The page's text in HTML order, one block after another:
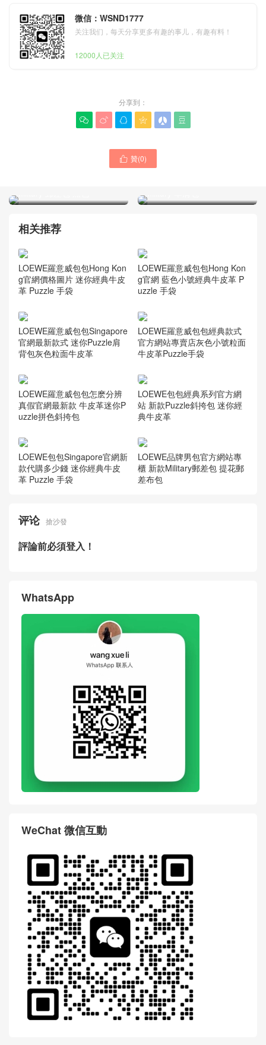
微信：WSND1777
关注我们，每天分享更多有趣的事儿，有趣有料！
12000人已关注
分享到：
     
 贊(0)
LOEWE男士包包 Thailand
LOEWE男包Vietnam官網新
相关推荐
LOEWE羅意威包包Hong Kon
g官網價格圖片 迷你經典牛皮
革 Puzzle 手袋
LOEWE羅意威包包Hong Kon
g官網 藍色小號經典牛皮革 P
uzzle 手袋
LOEWE羅意威包包Singapore
官網最新款式 迷你Puzzle肩
背包灰色粒面牛皮革
LOEWE羅意威包包經典款式
官方網站專賣店灰色小號粒面
牛皮革Puzzle手袋
LOEWE羅意威包包怎麽分辨
真假官網最新款 牛皮革迷你P
uzzle拼色斜挎包
LOEWE包包經典系列官方網
站 新款Puzzle斜挎包 迷你經
典牛皮革
LOEWE包包Singapore官網新
款代購多少錢 迷你經典牛皮
革 Puzzle 手袋
LOEWE品牌男包官方網站專
櫃 新款Military郵差包 提花郵
差布包
评论 搶沙發
評論前必須登入！
WhatsApp
WeChat 微信互動